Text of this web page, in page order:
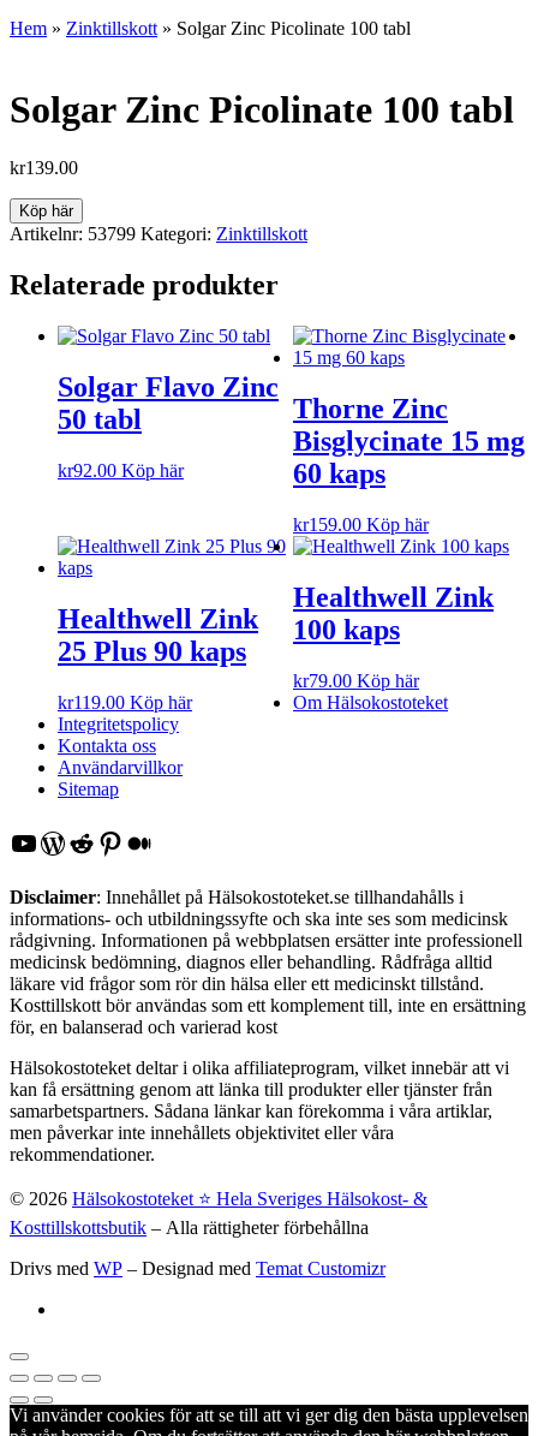
Hem » Zinktillskott » Solgar Zinc Picolinate 100 tabl
Solgar Zinc Picolinate 100 tabl
kr139.00
Köp här
Artikelnr: 53799 Kategori: Zinktillskott
Relaterade produkter
Solgar Flavo Zinc
50 tabl
kr92.00 Köp här
Thorne Zinc
Bisglycinate 15 mg
60 kaps
kr159.00 Köp här
Healthwell Zink
25 Plus 90 kaps
kr119.00 Köp här
Healthwell Zink
100 kaps
kr79.00 Köp här
Om Hälsokostoteket
Integritetspolicy
Kontakta oss
Användarvillkor
Sitemap
YouTube
WordPress
Reddit
Pinterest
Medium
Disclaimer: Innehållet på Hälsokostoteket.se tillhandahålls i
informations- och utbildningssyfte och ska inte ses som medicinsk
rådgivning. Informationen på webbplatsen ersätter inte professionell
medicinsk bedömning, diagnos eller behandling. Rådfråga alltid
läkare vid frågor som rör din hälsa eller ett medicinskt tillstånd.
Kosttillskott bör användas som ett komplement till, inte en ersättning
för, en balanserad och varierad kost
Hälsokostoteket deltar i olika affiliateprogram, vilket innebär att vi
kan få ersättning genom att länka till produkter eller tjänster från
samarbetspartners. Sådana länkar kan förekomma i våra artiklar,
men påverkar inte innehållets objektivitet eller våra
rekommendationer.
© 2026 Hälsokostoteket ⭐️ Hela Sveriges Hälsokost- &
Kosttillskottsbutik – Alla rättigheter förbehållna
Drivs med WP – Designad med Temat Customizr
Vi använder cookies för att se till att vi ger dig den bästa upplevelsen